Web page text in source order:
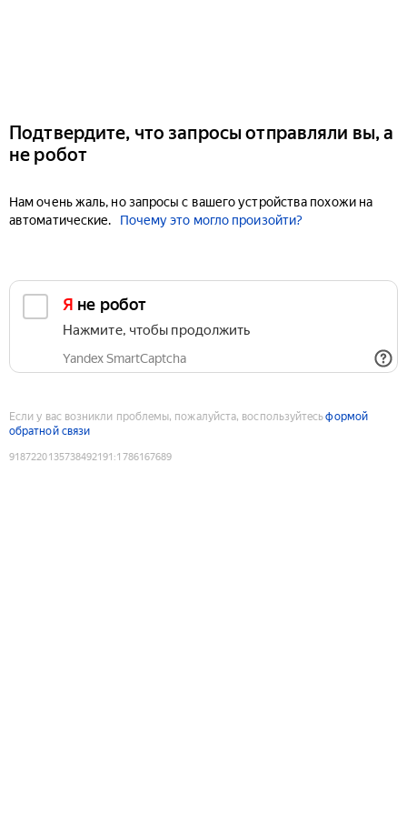
Подтвердите, что запросы отправляли вы, а
не робот
Нам очень жаль, но запросы с вашего устройства похожи на
автоматические.
Почему это могло произойти?
Я не робот
Нажмите, чтобы продолжить
Yandex SmartCaptcha
Если у вас возникли проблемы, пожалуйста, воспользуйтесьформой
обратной связи
9187220135738492191 :1786167689